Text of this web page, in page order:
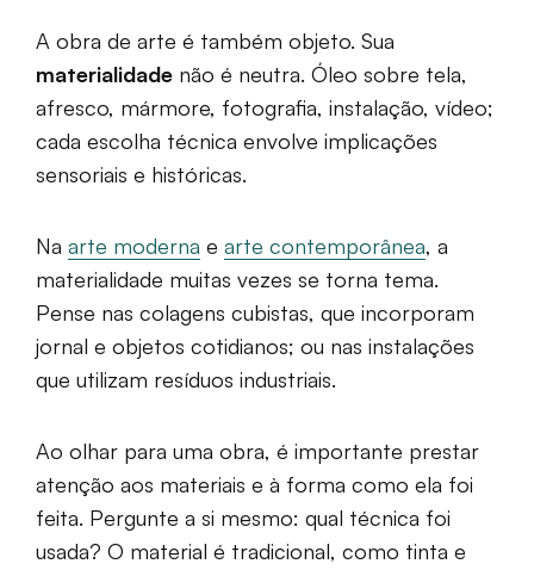
A obra de arte é também objeto. Sua
materialidade não é neutra. Óleo sobre tela,
afresco, mármore, fotografia, instalação, vídeo;
cada escolha técnica envolve implicações
sensoriais e históricas.
Na arte moderna e arte contemporânea, a
materialidade muitas vezes se torna tema.
Pense nas colagens cubistas, que incorporam
jornal e objetos cotidianos; ou nas instalações
que utilizam resíduos industriais.
Ao olhar para uma obra, é importante prestar
atenção aos materiais e à forma como ela foi
feita. Pergunte a si mesmo: qual técnica foi
usada? O material é tradicional, como tinta e